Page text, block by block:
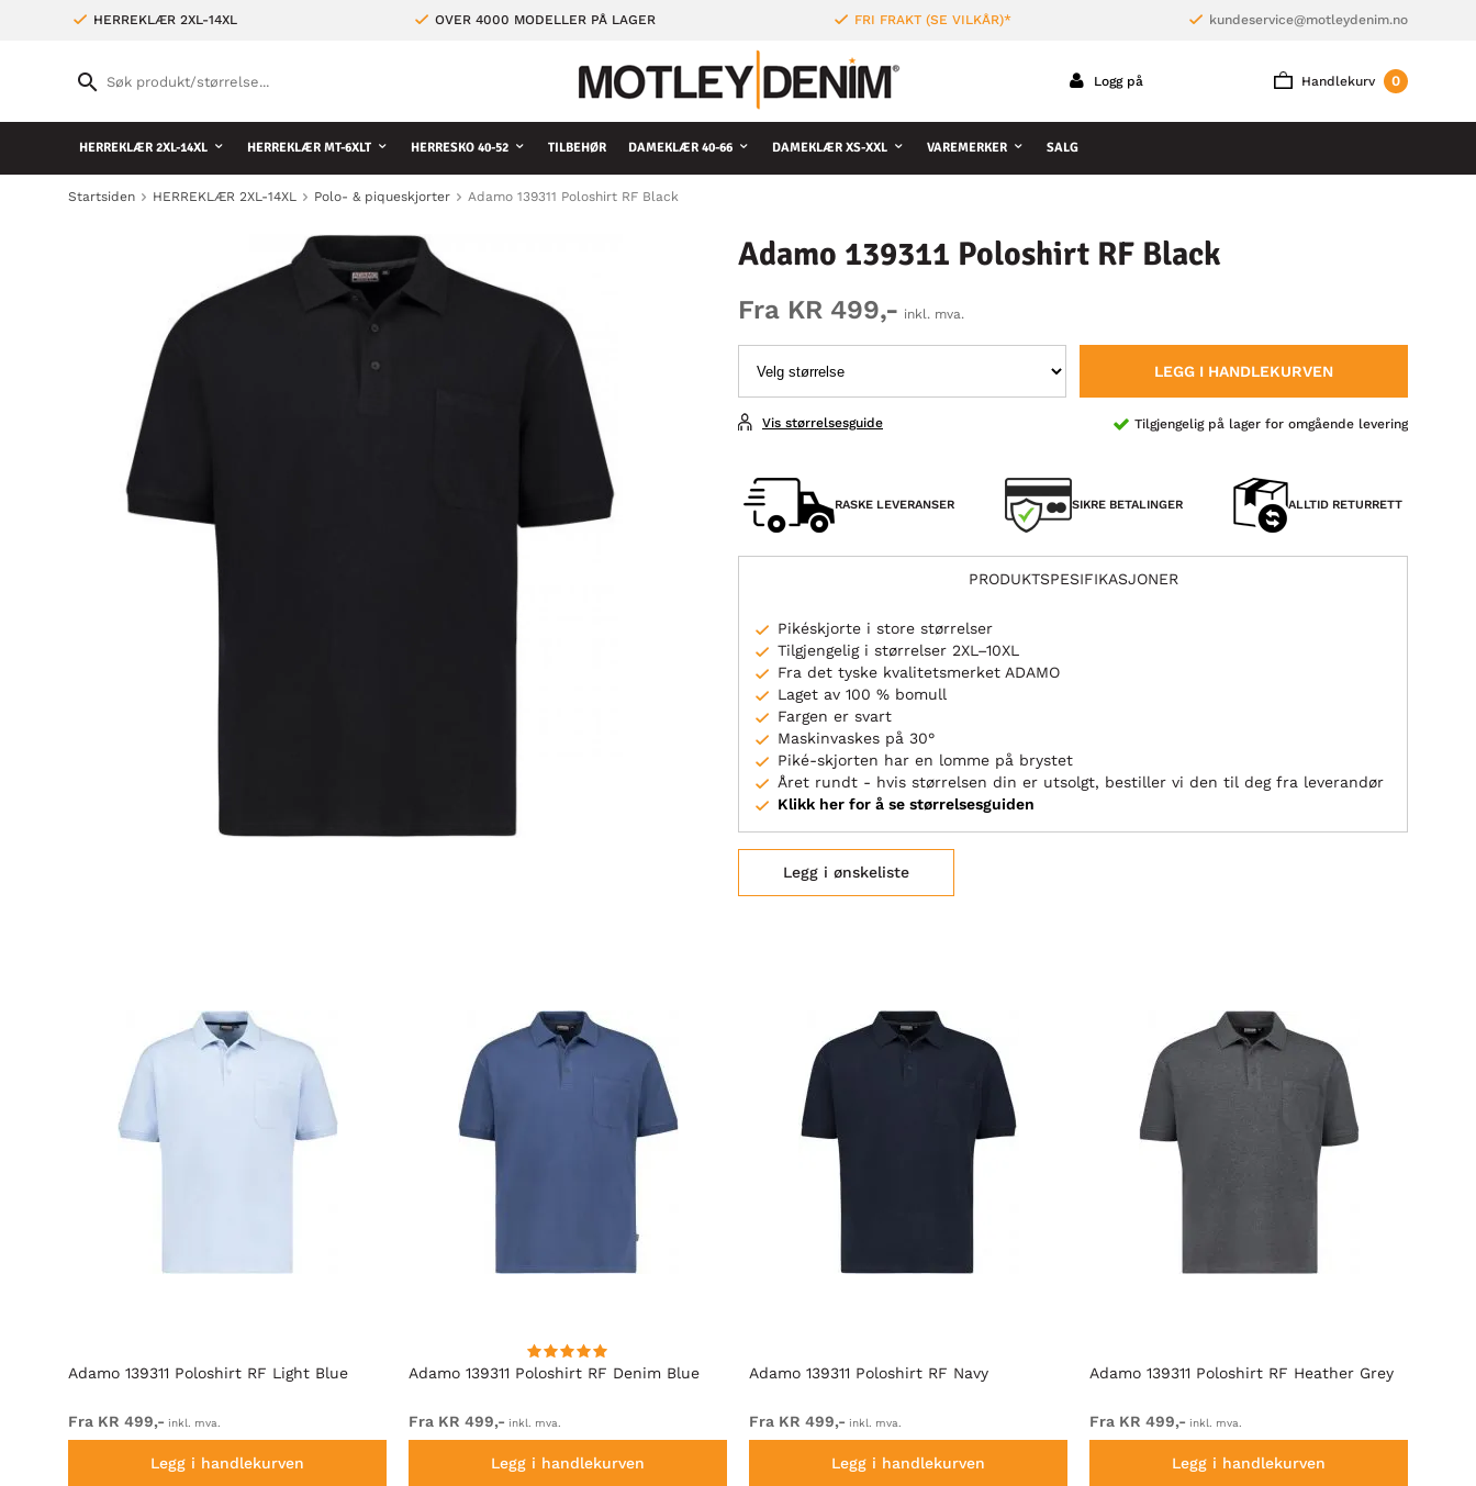
HERREKLÆR 2XL-14XL OVER 4000 MODELLER PÅ LAGER FRI FRAKT (SE VILKÅR)* kundeservice@motleydenim.no
Handlekurv 0
Logg på
HERREKLÆR 2XL-14XL HERREKLÆR MT-6XLT HERRESKO 40-52 TILBEHØR DAMEKLÆR 40-66 DAMEKLÆR XS-XXL VAREMERKER SALG
Startsiden HERREKLÆR 2XL-14XL Polo- & piqueskjorter Adamo 139311 Poloshirt RF Black
Adamo 139311 Poloshirt RF Black
Fra KR 499,- inkl. mva.
LEGG I HANDLEKURVEN
Tilgjengelig på lager for omgående levering
Vis størrelsesguide
RASKE LEVERANSER SIKRE BETALINGER ALLTID RETURRETT
PRODUKTSPESIFIKASJONER
Pikéskjorte i store størrelser
Tilgjengelig i størrelser 2XL–10XL
Fra det tyske kvalitetsmerket ADAMO
Laget av 100 % bomull
Fargen er svart
Maskinvaskes på 30°
Piké-skjorten har en lomme på brystet
Året rundt - hvis størrelsen din er utsolgt, bestiller vi den til deg fra leverandør
Klikk her for å se størrelsesguiden
Legg i ønskeliste
Adamo 139311 Poloshirt RF Light Blue
Fra KR 499,- inkl. mva.
Legg i handlekurven
Adamo 139311 Poloshirt RF Denim Blue
Fra KR 499,- inkl. mva.
Legg i handlekurven
Adamo 139311 Poloshirt RF Navy
Fra KR 499,- inkl. mva.
Legg i handlekurven
Adamo 139311 Poloshirt RF Heather Grey
Fra KR 499,- inkl. mva.
Legg i handlekurven